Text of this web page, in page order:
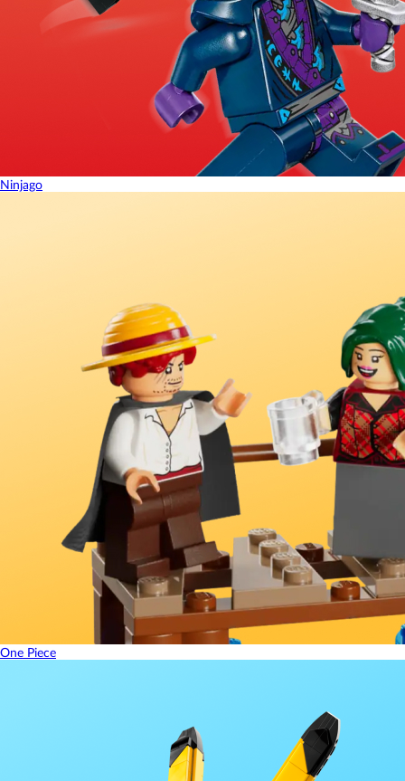
Ninjago
One Piece